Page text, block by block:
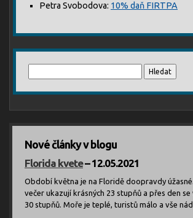
Petra Svobodova: 10% daň FIRTPA
Nové články v blogu
Florida kvete– 12.05.2021
Období května je na Floridě doopravdy
večer ukazují krásných 23 stupňů a přes den se
30 stupňů. Moře je teplé, turistů málo a vše